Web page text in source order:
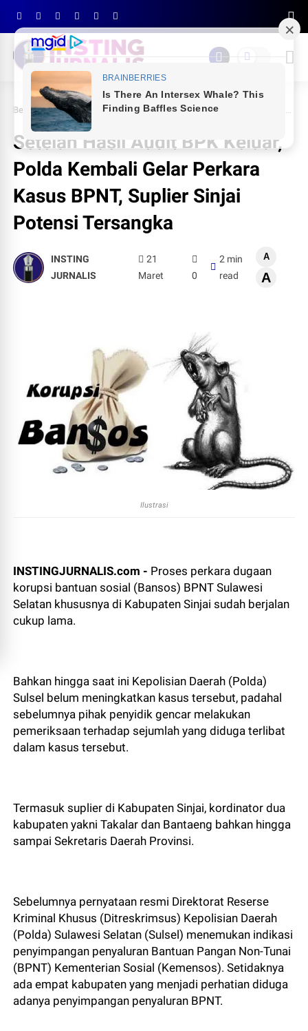
Beranda NEWS Setelah Hasil Audit BPK Keluar, Polda Kembali Gelar Perkara Kasus BPNT, Suplier Sinjai Potensi Tersangka
Setelah Hasil Audit BPK Keluar,
Polda Kembali Gelar Perkara
Kasus BPNT, Suplier Sinjai
Potensi Tersangka
INSTING
JURNALIS
21
Maret
0
2 min
read
A
A
Ilustrasi
INSTINGJURNALIS.com - Proses perkara dugaan
korupsi bantuan sosial (Bansos) BPNT Sulawesi
Selatan khususnya di Kabupaten Sinjai sudah berjalan
cukup lama.
Bahkan hingga saat ini Kepolisian Daerah (Polda)
Sulsel belum meningkatkan kasus tersebut, padahal
sebelumnya pihak penyidik gencar melakukan
pemeriksaan terhadap sejumlah yang diduga terlibat
dalam kasus tersebut.
Termasuk suplier di Kabupaten Sinjai, kordinator dua
kabupaten yakni Takalar dan Bantaeng bahkan hingga
sampai Sekretaris Daerah Provinsi.
Sebelumnya pernyataan resmi Direktorat Reserse
Kriminal Khusus (Ditreskrimsus) Kepolisian Daerah
(Polda) Sulawesi Selatan (Sulsel) menemukan indikasi
penyimpangan penyaluran Bantuan Pangan Non-Tunai
(BPNT) Kementerian Sosial (Kemensos). Setidaknya
ada empat kabupaten yang menjadi perhatian diduga
adanya penyimpangan penyaluran BPNT.